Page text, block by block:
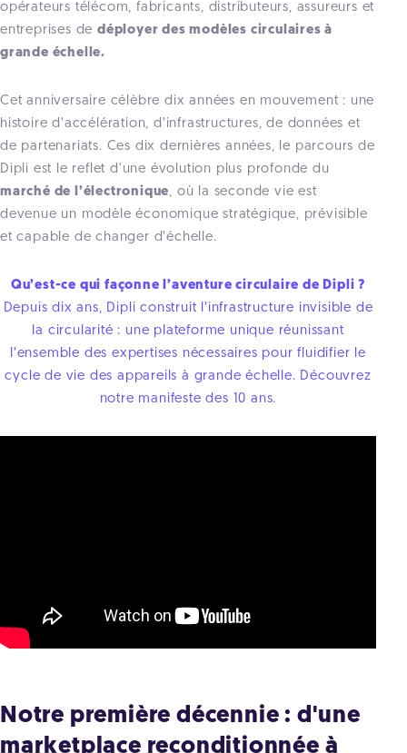
opérateurs télécom, fabricants, distributeurs, assureurs et
entreprises dedéployer des modèles circulaires à
grande échelle.
Cet anniversaire célèbre dix années en mouvement : une
histoire d’accélération, d’infrastructures, de données et
de partenariats. Ces dix dernières années, le parcours de
Dipli est le reflet d'une évolution plus profonde du
marché de l’électronique, où la seconde vie est
devenue un modèle économique stratégique, prévisible
et capable de changer d’échelle.
Qu’est-ce qui façonne l’aventure circulaire de Dipli ?
Depuis dix ans, Dipli construit l’infrastructure invisible de
la circularité : une plateforme unique réunissant
l’ensemble des expertises nécessaires pour fluidifier le
cycle de vie des appareils à grande échelle. Découvrez
notre manifeste des 10 ans.
Notre première décennie : d'une
marketplace reconditionnée à